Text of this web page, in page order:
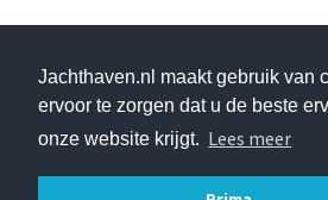
Jachthaven.nl maakt gebruik van
ervoor te zorgen dat u de beste
onze website krijgt. Lees meer